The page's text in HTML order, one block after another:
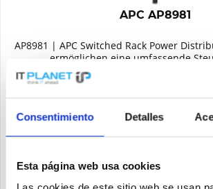
Consentimiento Detalles
Esta página web usa cookies
APC AP8981
AP8981 | APC Switched Rack Power
ermöglichen eine umfassende
Stromversorgung von Systemen und eine
Die ferngesteuerten Ausgänge
Ein-/Ausschalten für...
Contenido1
Precio a petición